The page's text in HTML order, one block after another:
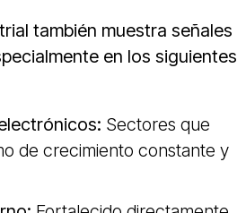
también muestra señales
en los siguientes
Sectores que
de crecimiento constante y